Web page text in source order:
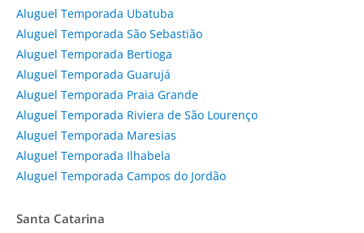
Aluguel Temporada Ubatuba
Aluguel Temporada São Sebastião
Aluguel Temporada Bertioga
Aluguel Temporada Guarujá
Aluguel Temporada Praia Grande
Aluguel Temporada Riviera de São Lourenço
Aluguel Temporada Maresias
Aluguel Temporada Ilhabela
Aluguel Temporada Campos do Jordão
Santa Catarina